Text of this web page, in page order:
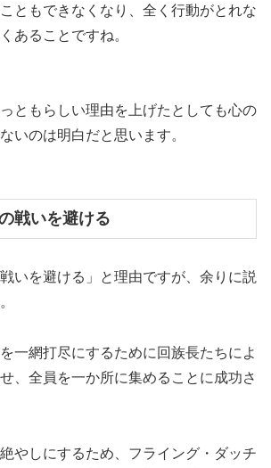
ともできなくなり、全く行動がとれな
あることですね。
ともらしい理由を上げたとしても心の
いのは明白だと思います。
戦いを避ける
いを避ける」と理由ですが、余りに説
一網打尽にするために回族長たちによ
、全員を一か所に集めることに成功さ
やしにするため、フライング・ダッチ